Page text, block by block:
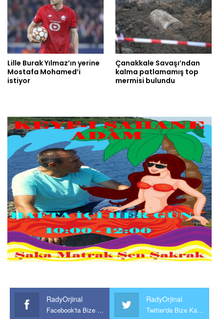
Lille Burak Yılmaz’ın yerine
Mostafa Mohamed’i
istiyor
Çanakkale Savaşı’ndan
kalma patlamamış top
mermisi bulundu
RadyOrjinal
Facebook'ta Bize Katılın
RadyOrjinal
Twitter'da Bize Katılın